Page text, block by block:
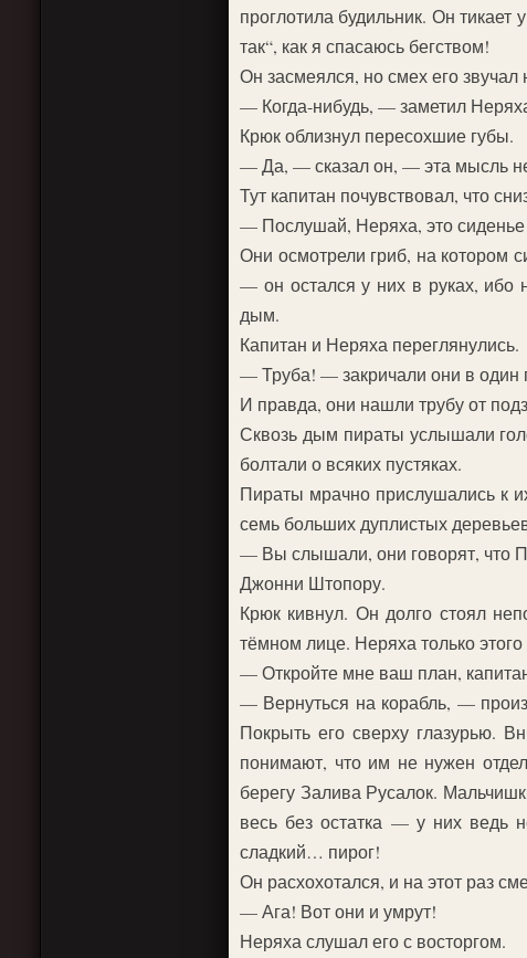
проглотила будильник. Он
так“, как я спасаюсь бегством!
Он засмеялся, но смех его звучал
— Когда-нибудь, — заметил
Крюк облизнул пересохшие губы.
— Да, — сказал он, — эта мысль
Тут капитан почувствовал, что
— Послушай, Неряха, это
Они осмотрели гриб, на котором
— он остался у них в руках, ибо
дым.
Капитан и Неряха переглянулись.
— Труба! — закричали они в один
И правда, они нашли трубу от
Сквозь дым пираты услышали
болтали о всяких пустяках.
Пираты мрачно прислушались к
семь больших дуплистых
— Вы слышали, они говорят, что
Джонни Штопору.
Крюк кивнул. Он долго стоял
тёмном лице. Неряха только
— Откройте мне ваш план,
— Вернуться на корабль, —
Покрыть его сверху глазурью.
понимают, что им не нужен
берегу Залива Русалок.
весь без остатка — у них ведь
сладкий… пирог!
Он расхохотался, и на этот раз
— Ага! Вот они и умрут!
Неряха слушал его с восторгом.